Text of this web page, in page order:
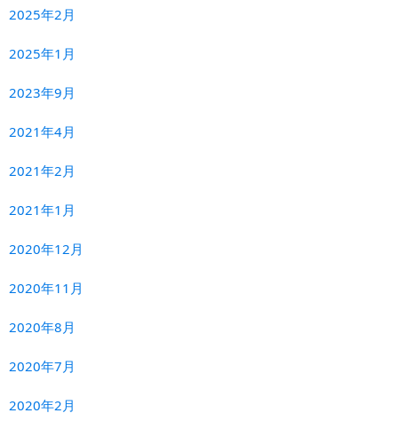
2025年2月
2025年1月
2023年9月
2021年4月
2021年2月
2021年1月
2020年12月
2020年11月
2020年8月
2020年7月
2020年2月